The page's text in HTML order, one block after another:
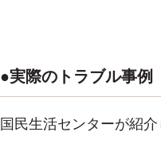
●実際のトラブル事例
国民生活センターが紹